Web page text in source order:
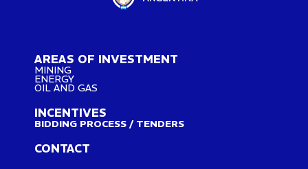
AREAS OF INVESTMENT
MINING
ENERGY
OIL AND GAS
INCENTIVES
BIDDING PROCESS / TENDERS
CONTACT